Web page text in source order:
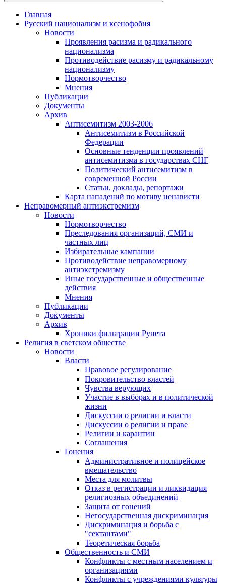
Главная
Русский национализм и ксенофобия
Новости
Проявления расизма и радикального
национализма
Противодействие расизму и радикальному
национализму
Нормотворчество
Мнения
Публикации
Документы
Архив
Антисемитизм 2003-2006
Антисемитизм в Российской
Федерации
Основные тенденции проявлений
антисемитизма в государствах СНГ
Политический антисемитизм в
современной России
Статьи, доклады, репортажи
Карта нападений по мотиву ненависти
Неправомерный антиэкстремизм
Новости
Нормотворчество
Преследования организаций, СМИ и
частных лиц
Избирательные кампании
Противодействие неправомерному
антиэкстремизму
Иные государственные и общественные
действия
Мнения
Публикации
Документы
Архив
Хроники фильтрации Рунета
Религия в светском обществе
Новости
Власти
Правовое регулирование
Покровительство властей
Чувства верующих
Участие в выборах и в политической
жизни
Дискуссии о религии и власти
Дискуссии о религии и праве
Религии и карантин
Соглашения
Гонения
Административное и полицейское
вмешательство
Места для молитвы
Отказ в регистрации и ликвидация
религиозных объединений
Защита от гонений
Негосударственная дискриминация
Дискриминация и борьба с
"сектантами"
Теоретическая борьба
Общественность и СМИ
Конфликты с местным населением и
организациями
Конфликты с учреждениями культуры